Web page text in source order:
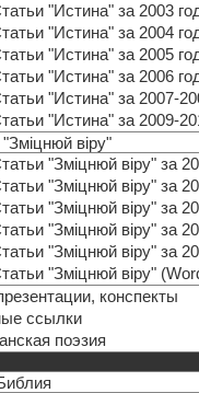
"Истина" за 2003
"Истина" за 2004
"Истина" за 2005
"Истина" за 2006
"Истина" за 2007-
"Истина" за 2009-
віру"
"Зміцнюй віру" за
"Зміцнюй віру" за
"Зміцнюй віру" за
"Зміцнюй віру" за
"Зміцнюй віру" за
"Зміцнюй віру"
конспекты
ccылки
поэзия